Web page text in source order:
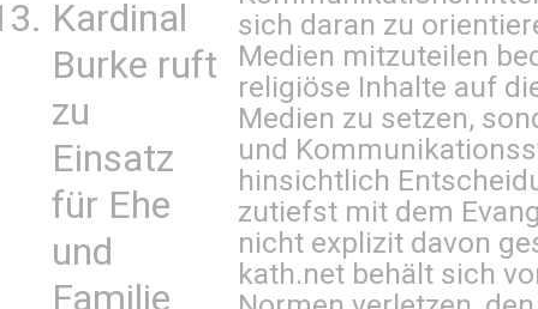
Kardinal
Burke ruft
zu
Einsatz
für Ehe
und
Familie
sich daran zu
Medien mitzuteilen
religiöse Inhalte auf
Medien zu setzen,
und
hinsichtlich
zutiefst mit dem
nicht explizit davon
kath.net behält sich